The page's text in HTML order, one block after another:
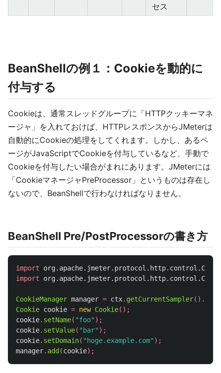
セス
BeanShellの例１：Cookieを動的に
付与する
Cookieは、通常スレッドグループに「HTTPクッキーマネ
ージャ」を入れておけば、HTTPレスポンスからJMeterは
自動的にCookieの処理をしてくれます。しかし、あるペ
ージがJavaScriptでCookieを付与しているなど、手動で
Cookieを付与したい場合がまれにあります。JMeterには
「CookieマネージャPreProcessor」というものは存在し
ないので、BeanShellで行わなければなりません。
BeanShell Pre/PostProcessorの書き方
import
import
CookieManager manager = ctx. getCurrentSampler().
Cookie cookie = new Cookie();
cookie. setName( "foo" );
cookie. setValue( "bar" );
cookie. setDomain( "hoge.example.com" );
manager. add (cookie);